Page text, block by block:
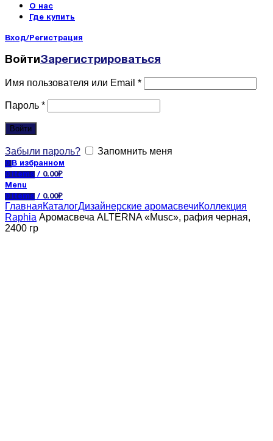
О нас
Где купить
Вход/Регистрация
ВойтиЗарегистрироваться
Имя пользователя или Email *
Пароль *
Войти
Забыли пароль? Запомнить меня
0 В избранном
0
items / 0.00₽
Menu
0
items / 0.00₽
ГлавнаяКаталогДизайнерские аромасвечиКоллекция
Raphia Аромасвеча ALTERNA «Musc», рафия черная,
2400 гр